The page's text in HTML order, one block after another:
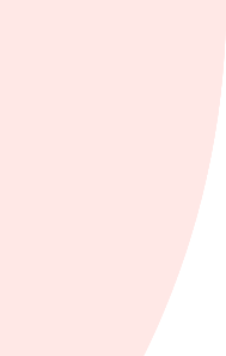
sänker även sin